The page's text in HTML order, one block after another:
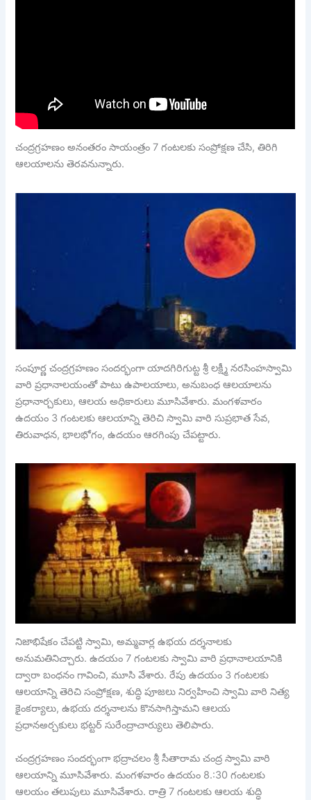
చంద్రగ్రహణం అనంతరం సాయంత్రం 7 గంటలకు సంప్రోక్షణ చేసి, తిరిగి
ఆలయాలను తెరవనున్నారు.
సంపూర్ణ చంద్రగ్రహణం సందర్భంగా యాదగిరిగుట్ట శ్రీ లక్ష్మీ నరసింహస్వామి
వారి ప్రధానాలయంతో పాటు ఉపాలయాలు, అనుబంధ ఆలయాలను
ప్రధానార్చకులు, ఆలయ అధికారులు మూసివేశారు. మంగళవారం
ఉదయం 3 గంటలకు ఆలయాన్ని తెరిచి స్వామి వారి సుప్రభాత సేవ,
తిరువాధన, భాలభోగం, ఉదయం ఆరగింపు చేపట్టారు.
నిజాభిషేకం చేపట్టి స్వామి, అమ్మవార్ల ఉభయ దర్శనాలకు
అనుమతినిచ్చారు. ఉదయం 7 గంటలకు స్వామి వారి ప్రధానాలయానికి
ద్వారా బంధనం గావించి, మూసి వేశారు. రేపు ఉదయం 3 గంటలకు
ఆలయాన్ని తెరిచి సంప్రోక్షణ, శుద్ధి పూజలు నిర్వహించి స్వామి వారి నిత్య
కైంకర్యాలు, ఉభయ దర్శనాలను కొనసాగిస్తామని ఆలయ
ప్రధానఅర్చకులు భట్టర్ సురేంద్రాచార్యులు తెలిపారు.
చంద్రగ్రహణం సందర్భంగా భద్రాచలం శ్రీ సీతారామ చంద్ర స్వామి వారి
ఆలయాన్ని మూసివేశారు. మంగళవారం ఉదయం 8.:30 గంటలకు
ఆలయం తలుపులు మూసివేశారు. రాత్రి 7 గంటలకు ఆలయ శుద్ధి